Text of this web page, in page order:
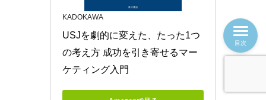
KADOKAWA
USJを劇的に変えた、たった1つ
の考え方 成功を引き寄せるマー
ケティング入門
目次